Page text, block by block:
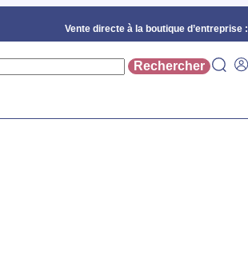
Vente directe à la boutique d’entreprise :